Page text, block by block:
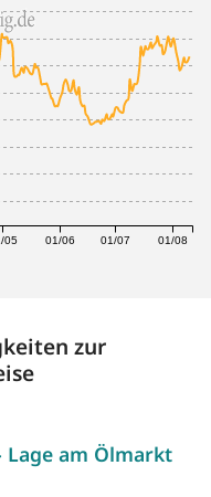
05 01/06 01/07 01/08
zur
Lage am Ölmarkt